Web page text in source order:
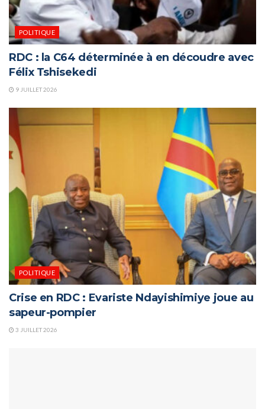
POLITIQUE
RDC : la C64 déterminée à en découdre avec
Félix Tshisekedi
9 JUILLET 2026
POLITIQUE
Crise en RDC : Evariste Ndayishimiye joue au
sapeur-pompier
3 JUILLET 2026